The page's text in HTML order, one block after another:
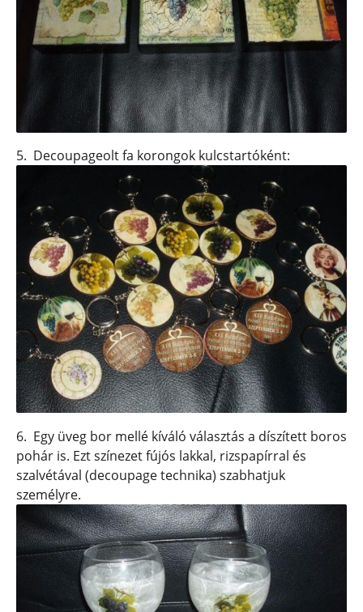
5. Decoupageolt fa korongok kulcstartóként:
6. Egy üveg bor mellé kíváló választás a díszített boros
pohár is. Ezt színezet fújós lakkal, rizspapírral és
szalvétával (decoupage technika) szabhatjuk
személyre.